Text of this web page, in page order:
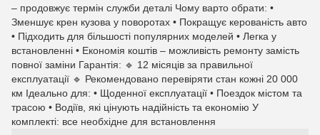
– продовжує термін служби деталі Чому варто обрати: •
Зменшує крен кузова у поворотах • Покращує керованість авто
• Підходить для більшості популярних моделей • Легка у
встановленні • Економія коштів – можливість ремонту замість
повної заміни Гарантія: 🔹 12 місяців за правильної
експлуатації 🔹 Рекомендовано перевіряти стан кожні 20 000
км Ідеально для: • Щоденної експлуатації • Поездок містом та
трасою • Водіїв, які цінують надійність та економію У
комплекті: все необхідне для встановлення